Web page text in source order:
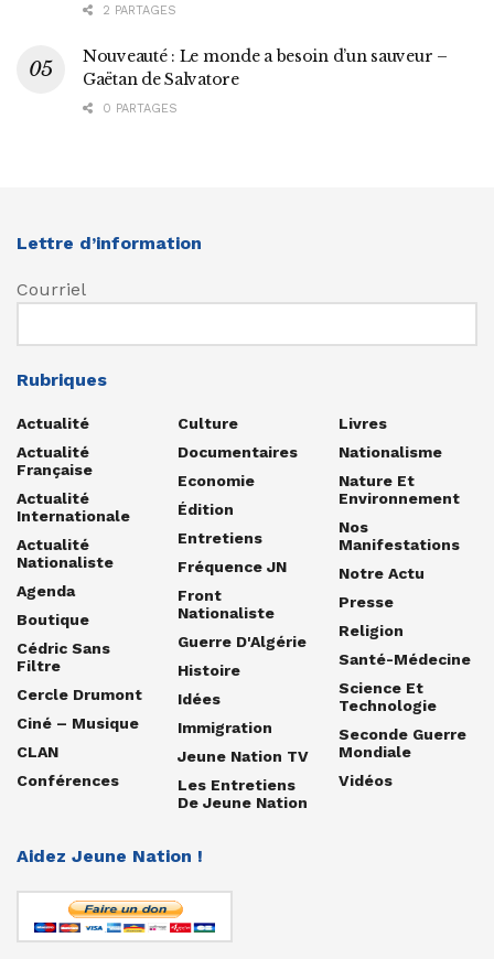
2 PARTAGES
Nouveauté : Le monde a besoin d’un sauveur –
Gaëtan de Salvatore
0 PARTAGES
Lettre d’information
Courriel
Rubriques
Actualité
Actualité
Française
Actualité
Internationale
Actualité
Nationaliste
Agenda
Boutique
Cédric Sans
Filtre
Cercle Drumont
Ciné – Musique
CLAN
Conférences
Culture
Documentaires
Economie
Édition
Entretiens
Fréquence JN
Front
Nationaliste
Guerre D'Algérie
Histoire
Idées
Immigration
Jeune Nation TV
Les Entretiens
De Jeune Nation
Livres
Nationalisme
Nature Et
Environnement
Nos
Manifestations
Notre Actu
Presse
Religion
Santé-Médecine
Science Et
Technologie
Seconde Guerre
Mondiale
Vidéos
Aidez Jeune Nation !